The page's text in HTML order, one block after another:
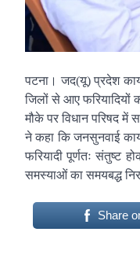
पटना। जद(यू) प्रदेश
जिलों से आए फरियादियों
मौके पर विधान परिषद
ने कहा कि जनसुनवाई
फरियादी पूर्णतः संतुष्ट
समस्याओं का समयबद्ध
Share